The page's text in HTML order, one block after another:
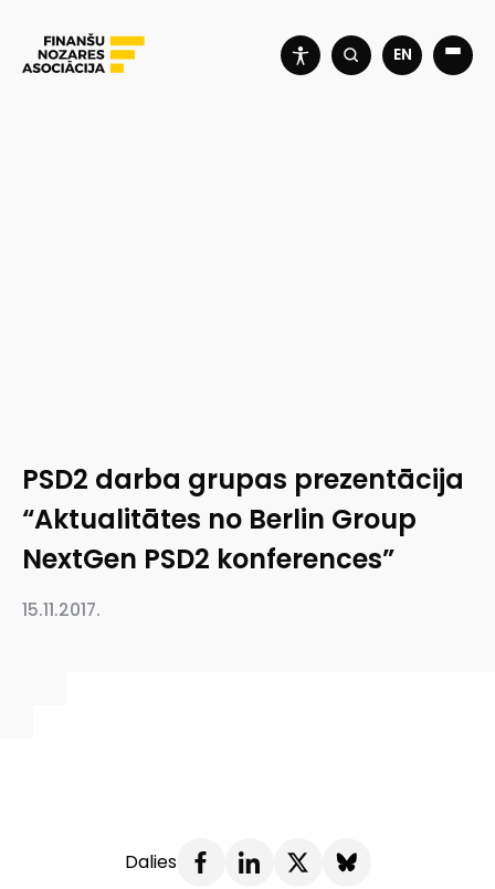
EN
PSD2 darba grupas prezentācija
“Aktualitātes no Berlin Group
NextGen PSD2 konferences”
15.11.2017.
Dalies